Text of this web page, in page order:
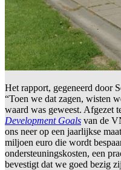
Het rapport, gegeneerd door
“Toen we dat zagen, wisten
waard was geweest. Afgezet
Development Goals van de
ons neer op een jaarlijkse
miljoen euro die wordt
ondersteuningskosten, een
bevestigt dat we goed bezig